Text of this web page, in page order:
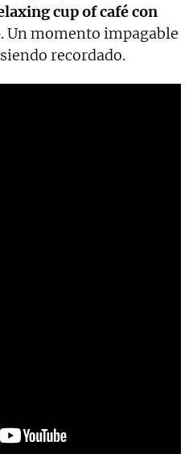
cup of café con
. Un momento impagable
recordado.